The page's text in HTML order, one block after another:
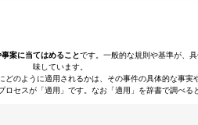
案に当てはめることです。一般的な規則や基準が、
味しています。
のように適用されるかは、その事件の具体的な事実
セスが「適用」です。なお「適用」を辞書で調べる